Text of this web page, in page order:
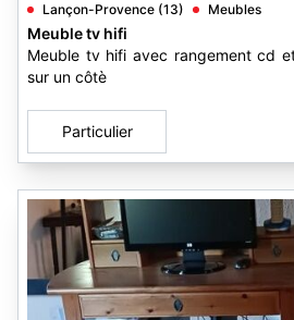
Lançon-Provence (13) Meubles
Meuble tv hifi
Meuble tv hifi avec rangement cd
sur un côtè
Particulier